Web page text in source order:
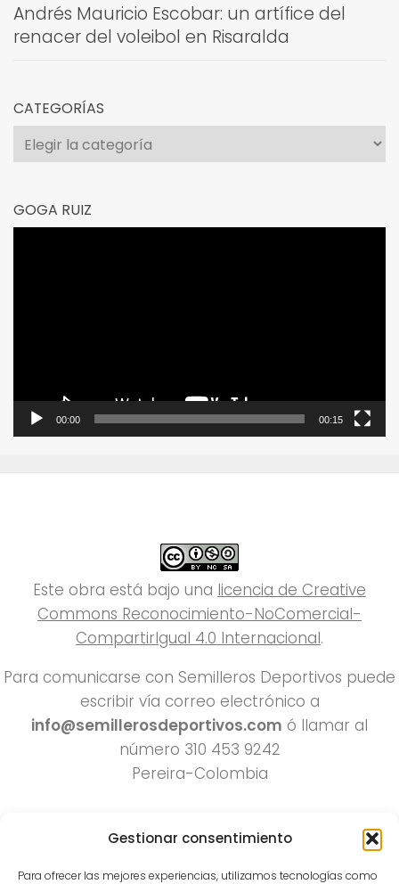
Gestionar consentimiento
Para ofrecer las mejores experiencias, utilizamos tecnologías como
Andrés Mauricio Escobar: un artífice del
renacer del voleibol en Risaralda
CATEGORÍAS
Categorías
GOGA RUIZ
00:00 00:15
Este obra está bajo una licencia de Creative
Commons Reconocimiento-NoComercial-
CompartirIgual 4.0 Internacional.
Para comunicarse con Semilleros Deportivos puede
escribir vía correo electrónico a
info@semillerosdeportivos.com ó llamar al
número 310 453 9242
Pereira-Colombia